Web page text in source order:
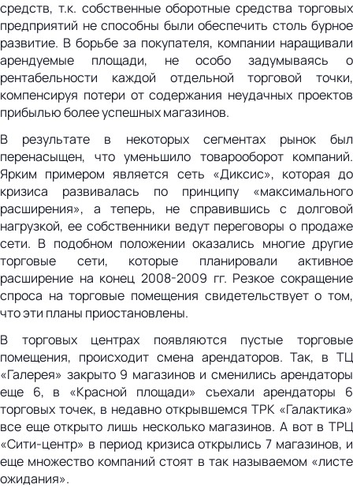
средств, т.к. собственные оборотные средства торговых
предприятий не способны были обеспечить столь бурное
развитие. В борьбе за покупателя, компании наращивали
арендуемые площади, не особо задумываясь о
рентабельности каждой отдельной торговой точки,
компенсируя потери от содержания неудачных проектов
прибылью более успешных магазинов.
В результате в некоторых сегментах рынок был
перенасыщен, что уменьшило товарооборот компаний.
Ярким примером является сеть «Диксис», которая до
кризиса развивалась по принципу «максимального
расширения», а теперь, не справившись с долговой
нагрузкой, ее собственники ведут переговоры о продаже
сети. В подобном положении оказались многие другие
торговые сети, которые планировали активное
расширение на конец 2008-2009 гг. Резкое сокращение
спроса на торговые помещения свидетельствует о том,
что эти планы приостановлены.
В торговых центрах появляются пустые торговые
помещения, происходит смена арендаторов. Так, в ТЦ
«Галерея» закрыто 9 магазинов и сменились арендаторы
еще 6, в «Красной площади» съехали арендаторы 6
торговых точек, в недавно открывшемся ТРК «Галактика»
все еще открыто лишь несколько магазинов. А вот в ТРЦ
«Сити-центр» в период кризиса открылись 7 магазинов, и
еще множество компаний стоят в так называемом «листе
ожидания».